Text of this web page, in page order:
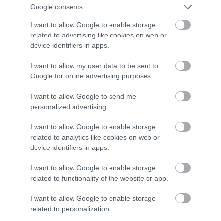
Google consents
I want to allow Google to enable storage
related to advertising like cookies on web or
device identifiers in apps.
I want to allow my user data to be sent to
Google for online advertising purposes.
I want to allow Google to send me
personalized advertising.
I want to allow Google to enable storage
related to analytics like cookies on web or
device identifiers in apps.
I want to allow Google to enable storage
related to functionality of the website or app.
I want to allow Google to enable storage
related to personalization.
έχουν σαν σκοπό τον εμπλουτισμό των
υπηρεσιών της. Η Nova προσφέρει, μέσω της
πλατφόρμας της, εικόνας υψηλής ευκρίνειας (HD),
ενώ έχει ανακοινώσει πιλοτικές μεταδόσεις 3D
περιεχομένου με την αρχή να έχει γίνει με τον
αγώνα Μίλαν – Μπαρτσελόνα για το Champions
League στις 23 Νοεμβρίου. Παράλληλα η
Forthnet προσφέρει στους συνδρομητές της, οι
να παρακολουθούν επιλεγμένους αγώνες του
ελληνικού πρωταθλήματος (Super League) μέσω
πρωτοκαθεδρία της